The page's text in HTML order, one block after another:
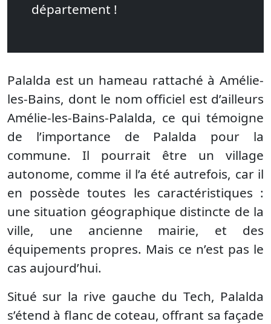
département !
Palalda est un hameau rattaché à Amélie-
les-Bains, dont le nom officiel est d’ailleurs
Amélie-les-Bains-Palalda, ce qui témoigne
de l’importance de Palalda pour la
commune. Il pourrait être un village
autonome, comme il l’a été autrefois, car il
en possède toutes les caractéristiques :
une situation géographique distincte de la
ville, une ancienne mairie, et des
équipements propres. Mais ce n’est pas le
cas aujourd’hui.
Situé sur la rive gauche du Tech, Palalda
s’étend à flanc de coteau, offrant sa façade